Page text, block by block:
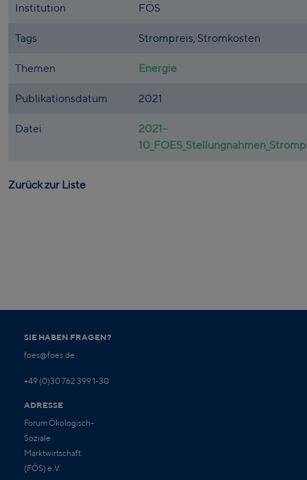
Institution FÖS
Tags Strompreis, Stromkosten
Themen Energie
Publikationsdatum 2021
Datei
2021-
Zurück zur Liste
SIE HABEN FRAGEN?
foes@foes.de
+49 (0)30 762 399 1-30
ADRESSE
Forum Ökologisch-
Soziale
Marktwirtschaft
(FÖS) e.V.